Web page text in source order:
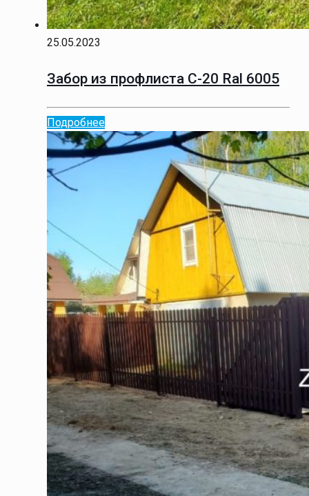
25.05.2023
Забор из профлиста С-20 Ral 6005
Подробнее